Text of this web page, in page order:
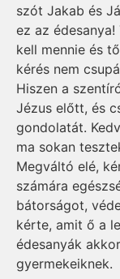
szót Jakab és
ez az
kell mennie és
kérés nem
Hiszen a
Jézus előtt, és
gondolatát.
ma sokan
Megváltó elé,
számára
bátorságot,
kérte, amit ő a
édesanyák
gyermekeiknek.